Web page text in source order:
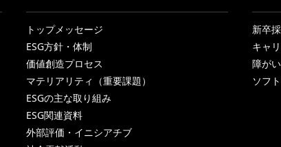
トップメッセージ
ESG方針・体制
価値創造プロセス
マテリアリティ（重要課題）
ESGの主な取り組み
ESG関連資料
外部評価・イニシアチブ
新卒
キャ
障が
ソフ